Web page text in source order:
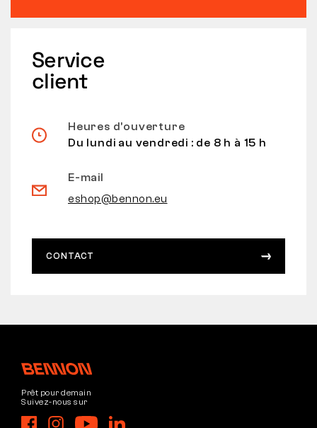
Service
client
Heures d’ouverture
Du lundi au vendredi : de 8 h à 15 h
E-mail
eshop@bennon.eu
CONTACT
Prêt pour demain
Suivez-nous sur